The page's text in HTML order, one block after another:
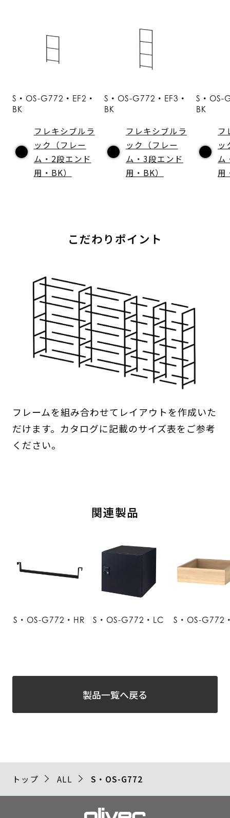
S・OS-G772・EF2・
BK
フレキシブルラ
ック（フレー
ム・2段エンド
用・BK）
S・OS-G772・EF3・
BK
フレキシブルラ
ック（フレー
ム・3段エンド
用・BK）
S・OS-
BK
フ
ッ
ム
用
こだわりポイント
フレームを組み合わせてレイアウトを作成いた
だけます。カタログに記載のサイズ表をご参考
ください。
関連製品
S・OS-G772・HR S・OS-G772・LC S・OS-G772
製品一覧へ戻る
トップ ALL S・OS-G772